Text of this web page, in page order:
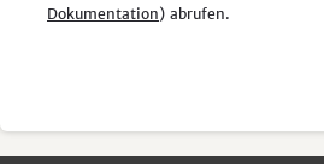
Dokumentation) abrufen.